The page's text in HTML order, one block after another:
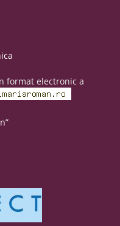
format electronic a